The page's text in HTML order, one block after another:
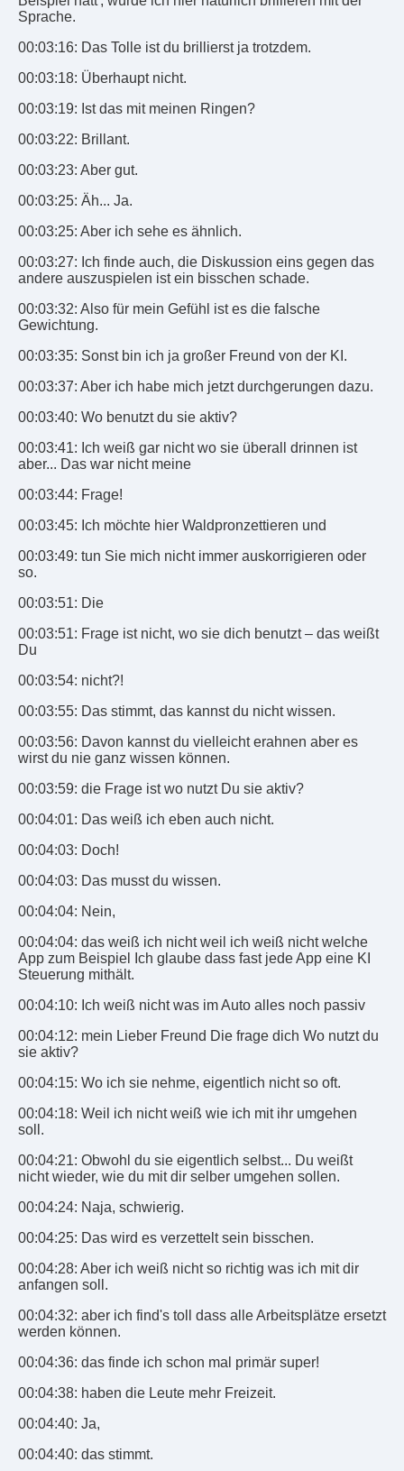
Sprache.
00:03:16: Das Tolle ist du brillierst ja trotzdem.
00:03:18: Überhaupt nicht.
00:03:19: Ist das mit meinen Ringen?
00:03:22: Brillant.
00:03:23: Aber gut.
00:03:25: Äh... Ja.
00:03:25: Aber ich sehe es ähnlich.
00:03:27: Ich finde auch, die Diskussion eins gegen das
andere auszuspielen ist ein bisschen schade.
00:03:32: Also für mein Gefühl ist es die falsche
Gewichtung.
00:03:35: Sonst bin ich ja großer Freund von der KI.
00:03:37: Aber ich habe mich jetzt durchgerungen dazu.
00:03:40: Wo benutzt du sie aktiv?
00:03:41: Ich weiß gar nicht wo sie überall drinnen ist
aber... Das war nicht meine
00:03:44: Frage!
00:03:45: Ich möchte hier Waldpronzettieren und
00:03:49: tun Sie mich nicht immer auskorrigieren oder
so.
00:03:51: Die
00:03:51: Frage ist nicht, wo sie dich benutzt – das weißt
Du
00:03:54: nicht?!
00:03:55: Das stimmt, das kannst du nicht wissen.
00:03:56: Davon kannst du vielleicht erahnen aber es
wirst du nie ganz wissen können.
00:03:59: die Frage ist wo nutzt Du sie aktiv?
00:04:01: Das weiß ich eben auch nicht.
00:04:03: Doch!
00:04:03: Das musst du wissen.
00:04:04: Nein,
00:04:04: das weiß ich nicht weil ich weiß nicht welche
App zum Beispiel Ich glaube dass fast jede App eine KI
Steuerung mithält.
00:04:10: Ich weiß nicht was im Auto alles noch passiv
00:04:12: mein Lieber Freund Die frage dich Wo nutzt du
sie aktiv?
00:04:15: Wo ich sie nehme, eigentlich nicht so oft.
00:04:18: Weil ich nicht weiß wie ich mit ihr umgehen
soll.
00:04:21: Obwohl du sie eigentlich selbst... Du weißt
nicht wieder, wie du mit dir selber umgehen sollen.
00:04:24: Naja, schwierig.
00:04:25: Das wird es verzettelt sein bisschen.
00:04:28: Aber ich weiß nicht so richtig was ich mit dir
anfangen soll.
00:04:32: aber ich find's toll dass alle Arbeitsplätze ersetzt
werden können.
00:04:36: das finde ich schon mal primär super!
00:04:38: haben die Leute mehr Freizeit.
00:04:40: Ja,
00:04:40: das stimmt.